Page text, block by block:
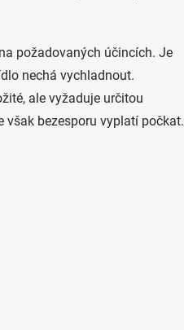
požadovaných účincích. Je
nechá vychladnout.
ale vyžaduje určitou
však bezesporu vyplatí počkat.